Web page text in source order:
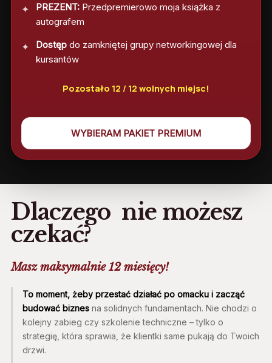
PREZENT:Przedpremierowo moja książka z
autografem
Dostępdo zamkniętej grupy networkingowej dla
kursantów
Pozostało 12 / 12 wolnych miejsc!
WYBIERAM PAKIET PREMIUM
Dlaczego nie możesz
czekać?
Masz maksymalnie 12 miesięcy!
To moment, żeby przestać działać po omacku i zacząć
budować biznesna solidnych fundamentach. Nie chodzi o
kolejny zabieg czy szkolenie techniczne – tylko o
strategię, która sprawia, że klientki same pukają do Twoich
drzwi.